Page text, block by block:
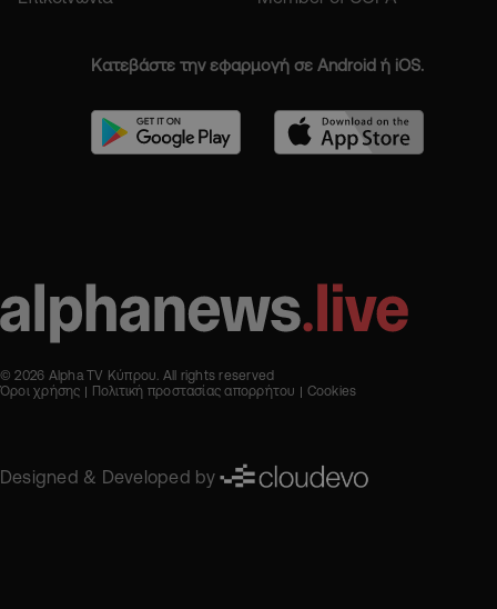
Κατεβάστε την εφαρμογή σε Android ή iOS.
© 2026 Alpha TV Κύπρου. All rights reserved
Όροι χρήσης
Πολιτική προστασίας απορρήτου Cookies
Designed & Developed by